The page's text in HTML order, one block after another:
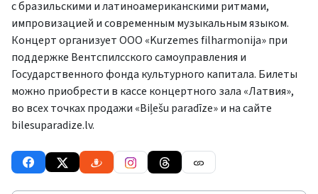
с бразильскими и латиноамериканскими ритмами,
импровизацией и современным музыкальным языком.
Концерт организует ООО «Kurzemes filharmonija» при
поддержке Вентспилсского самоуправления и
Государственного фонда культурного капитала. Билеты
можно приобрести в кассе концертного зала «Латвия»,
во всех точках продажи «Biļešu paradīze» и на сайте
bilesuparadize.lv.